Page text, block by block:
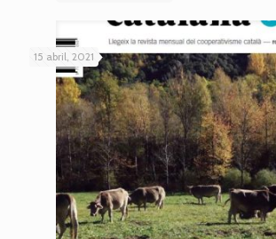
15 abril, 2021